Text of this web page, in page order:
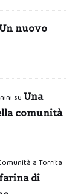
nuovo
su Una
comunità
a Torrita
di